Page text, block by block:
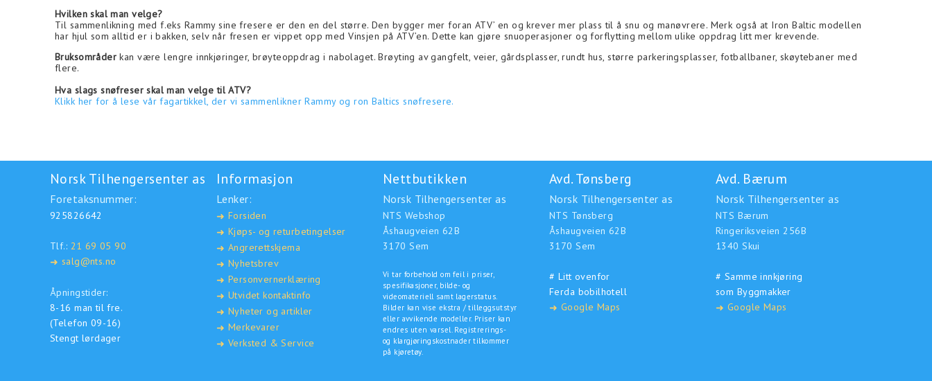
Hvilken skal man velge?
Til sammenlikning med f.eks Rammy sine fresere er den en del større. Den bygger mer foran ATV’ en og krever mer plass til å snu og manøvrere. Merk også at Iron Baltic modellen
har hjul som alltid er i bakken, selv når fresen er vippet opp med Vinsjen på ATV’en. Dette kan gjøre snuoperasjoner og forflytting mellom ulike oppdrag litt mer krevende.
Bruksområder kan være lengre innkjøringer, brøyteoppdrag i nabolaget. Brøyting av gangfelt, veier, gårdsplasser, rundt hus, større parkeringsplasser, fotballbaner, skøytebaner med
flere.
Hva slags snøfreser skal man velge til ATV?
Klikk her for å lese vår fagartikkel, der vi sammenlikner Rammy og ron Baltics snøfresere.
Norsk Tilhengersenter as
Foretaksnummer:
925826642
Tlf.: 21 69 05 90
➜ salg@nts.no
Åpningstider:
8-16 man til fre.
(Telefon 09-16)
Stengt lørdager
Informasjon
Lenker:
➜ Forsiden
➜ Kjøps- og returbetingelser
➜ Angrerettskjema
➜ Nyhetsbrev
➜ Personvernerklæring
➜ Utvidet kontaktinfo
➜ Nyheter og artikler
➜ Merkevarer
➜ Verksted & Service
Nettbutikken
Norsk Tilhengersenter as
NTS Webshop
Åshaugveien 62B
3170 Sem
Vi tar forbehold om feil i priser,
spesifikasjoner, bilde- og
videomateriell samt lagerstatus.
Bilder kan vise ekstra / tilleggsutstyr
eller avvikende modeller. Priser kan
endres uten varsel. Registrerings-
og klargjøringskostnader tilkommer
på kjøretøy.
Avd. Tønsberg
Norsk Tilhengersenter as
NTS Tønsberg
Åshaugveien 62B
3170 Sem
# Litt ovenfor
Ferda bobilhotell
➜ Google Maps
Avd. Bærum
Norsk Tilhengersenter as
NTS Bærum
Ringeriksveien 256B
1340 Skui
# Samme innkjøring
som Byggmakker
➜ Google Maps